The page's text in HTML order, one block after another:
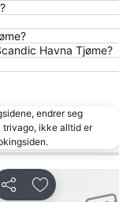
Havna Tjøme?
endrer seg
trivago, ikke alltid er
Del Legg til i